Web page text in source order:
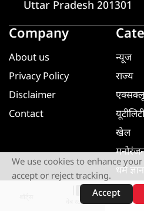
वेब स्टोरीज़
Uttar Pradesh 201301
Company
About us
Privacy Policy
Disclaimer
Contact
न्यूज
राज्य
खेल
धर्म ज्ञान
यूटीलिटी
We use cookies to enhance
accept or reject tracking.
Accept